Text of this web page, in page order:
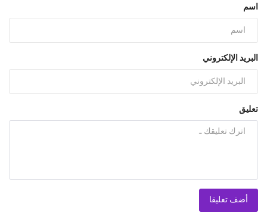
اسم
البريد الإلكتروني
تعليق
أضف تعليقا